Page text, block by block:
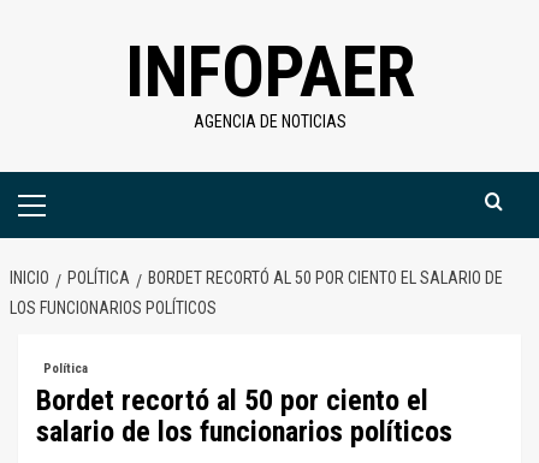
INFOPAER
AGENCIA DE NOTICIAS
Menú
INICIO POLÍTICA
BORDET RECORTÓ AL 50 POR CIENTO EL SALARIO DE
LOS FUNCIONARIOS POLÍTICOS
Política
Bordet recortó al 50 por ciento el
salario de los funcionarios políticos